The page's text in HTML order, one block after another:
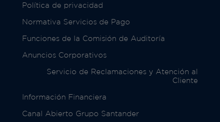
Política de privacidad
Normativa Servicios de Pago
Funciones de la Comisión de Auditoría
Anuncios Corporativos
Servicio de Reclamaciones y Atención al
Cliente
Información Financiera
Canal Abierto Grupo Santander